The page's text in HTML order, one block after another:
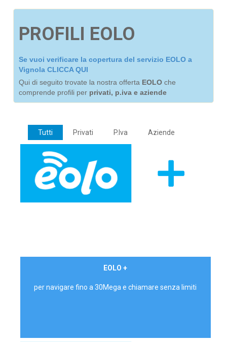
PROFILI EOLO
Se vuoi verificare la copertura del servizio EOLO a
Vignola CLICCA QUI
Qui di seguito trovate la nostra offerta EOLO che
comprende profili per privati, p.iva e aziende
Tutti Privati P.Iva Aziende
EOLO +
per navigare fino a 30Mega e chiamare senza limiti